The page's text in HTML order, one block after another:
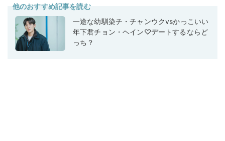
他のおすすめ記事を読む
一途な幼馴染チ・チャンウクvsかっこいい
年下君チョン・ヘイン♡デートするならど
っち？